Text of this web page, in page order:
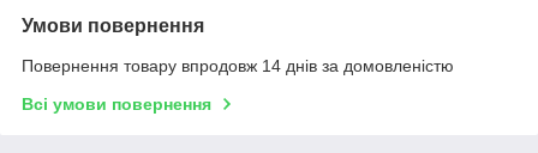
Умови повернення
Повернення товару впродовж 14 днів за домовленістю
Всі умови повернення